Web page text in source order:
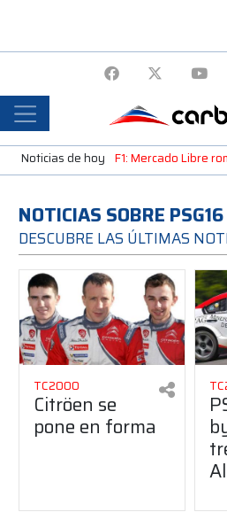
Noticias de hoy F1: Mercado Libre
NOTICIAS SOBRE PSG16
DESCUBRE LAS ÚLTIMAS
TC2000
Citröen se
pone en forma